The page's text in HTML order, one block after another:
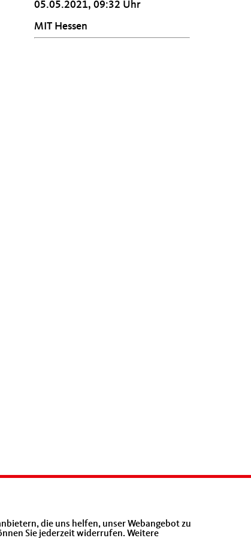
05.05.2021, 09:32 Uhr
MIT Hessen
die uns helfen, unser Webangebot zu
Sie jederzeit widerrufen. Weitere